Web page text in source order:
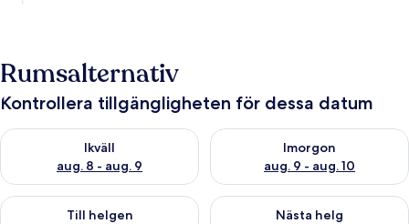
Rumsalternativ
Kontrollera tillgängligheten för dessa datum
Ikväll
aug. 8 - aug. 9
Kontrollera tillgängligheten för ikväll aug. 8 - aug. 9
Imorgon
aug. 9 - aug. 10
Kontrollera tillgängligheten
Till helgen
Kontrollera tillgängligheten för den här helgen aug. 14 - aug.
Nästa helg
Kontrollera tillgängligheten